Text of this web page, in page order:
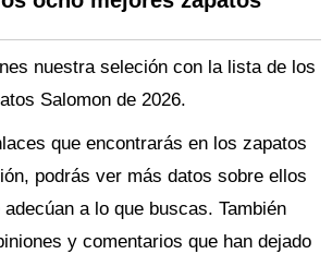
nuestra seleción con la lista de los
Salomon de 2026.
que encontrarás en los zapatos
podrás ver más datos sobre ellos
a lo que buscas. También
y comentarios que han dejado